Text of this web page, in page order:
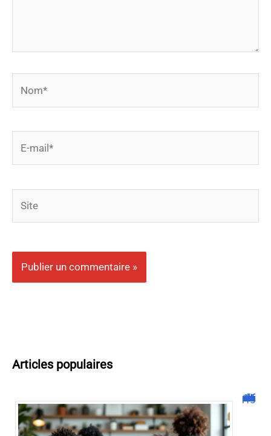
Articles populaires
Malgrim com : tout ce que vous devez savoir sur la plateforme !